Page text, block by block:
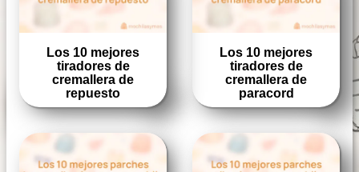
Los 10 mejores
tiradores de
cremallera de
repuesto
Los 10 mejores
tiradores de
cremallera de
paracord